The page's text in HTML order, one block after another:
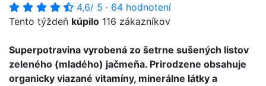
4,6/ 5 · 64 hodnotení
Tento týždeň kúpilo 116 zákazníkov
Superpotravina vyrobená zo šetrne sušených listov
zeleného (mladého) jačmeňa. Prirodzene obsahuje
organicky viazané vitamíny, minerálne látky a